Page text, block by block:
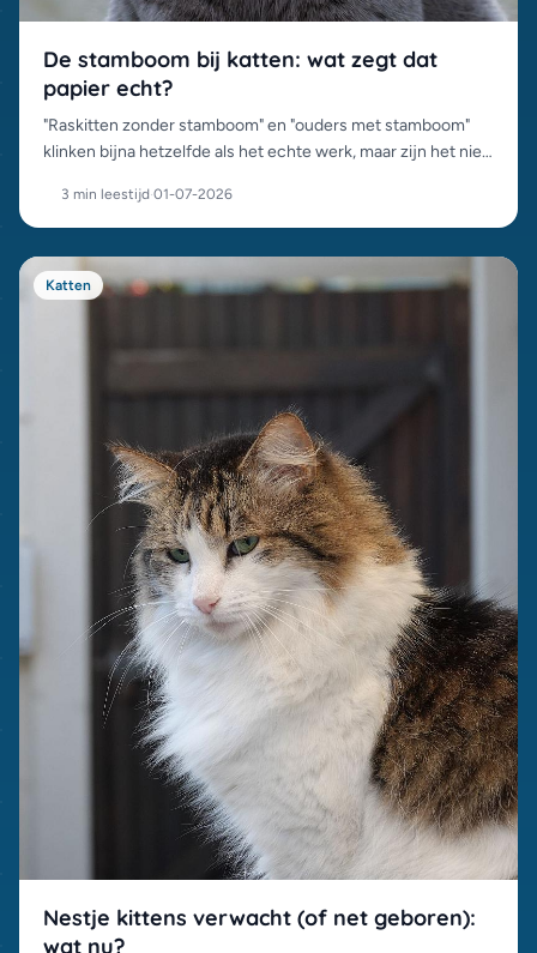
De stamboom bij katten: wat zegt dat
papier echt?
"Raskitten zonder stamboom" en "ouders met stamboom"
klinken bijna hetzelfde als het echte werk, maar zijn het niet.
prijsverschil bestaat.
3 min leestijd·01-07-2026
Katten
Nestje kittens verwacht (of net geboren):
wat nu?